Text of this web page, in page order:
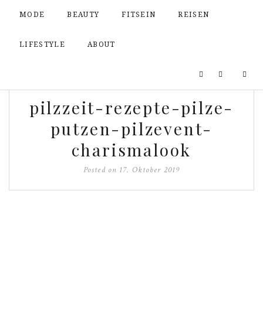
MODE BEAUTY FITSEIN REISEN
LIFESTYLE ABOUT
pilzzeit-rezepte-pilze-
putzen-pilzevent-
charismalook
Posted on 17. Oktober 2019